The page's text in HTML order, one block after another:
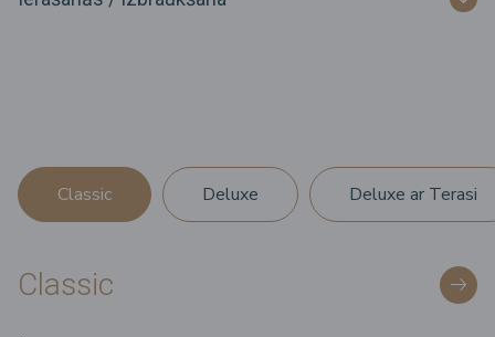
Classic Deluxe Deluxe ar Terasi
Classic